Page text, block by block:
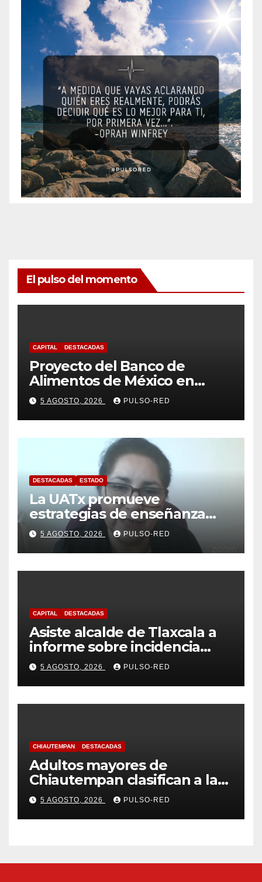
El pulso del momento
CAPITAL DESTACADAS
Proyecto del Banco de
Alimentos de México en
Tlaxcala avanza con trabajo
coordinado
5 AGOSTO, 2026 PULSO-RED
DESTACADAS ESTADO
La UATx promueve
estrategias de enseñanza
centradas en el contexto de
sus estudiantes
5 AGOSTO, 2026 PULSO-RED
CAPITAL DESTACADAS
Asiste alcalde de Tlaxcala a
informe sobre incidencia
delictiva refrenda trabajo
coordinado
5 AGOSTO, 2026 PULSO-RED
CHIAUTEMPAN DESTACADAS
Adultos mayores de
Chiautempan clasifican a la
etapa federal de las
Olimpiadas de Oro
5 AGOSTO, 2026 PULSO-RED